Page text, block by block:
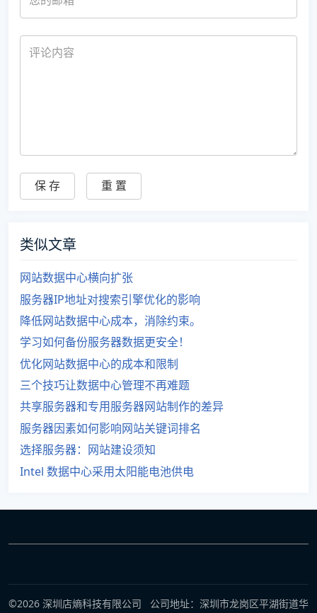
类似文章
网站数据中心横向扩张
服务器IP地址对搜索引擎优化的影响
降低网站数据中心成本，消除约束。
学习如何备份服务器数据更安全！
优化网站数据中心的成本和限制
三个技巧让数据中心管理不再难题
共享服务器和专用服务器网站制作的差异
服务器因素如何影响网站关键词排名
选择服务器：网站建设须知
Intel 数据中心采用太阳能电池供电
©2026 深圳店熵科技有限公司 公司地址：深圳市龙岗区平湖街道华